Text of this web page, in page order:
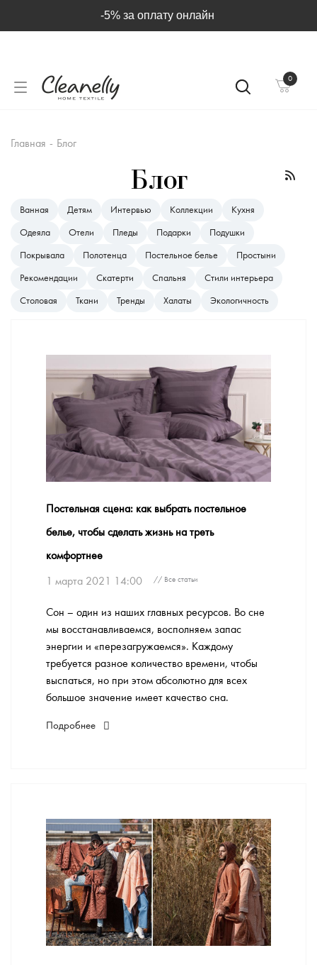
-5% за оплату онлайн
0
Главная - Блог
Блог
Ванная Детям Интервью Коллекции
Кухня
Одеяла
Отели Пледы Подарки
Подушки
Покрывала
Полотенца Постельное белье
Простыни
Рекомендации
Скатерти Спальня
Стили интерьера
Столовая
Ткани Тренды Халаты Экологичность
Постельная сцена: как выбрать постельное
белье, чтобы сделать жизнь на треть
комфортнее
1 марта 2021 14:00
// Все статьи
Сон – один из наших главных ресурсов. Во сне
мы восстанавливаемся, восполняем запас
энергии и «перезагружаемся». Каждому
требуется разное количество времени, чтобы
выспаться, но при этом абсолютно для всех
большое значение имеет качество сна.
Подробнее